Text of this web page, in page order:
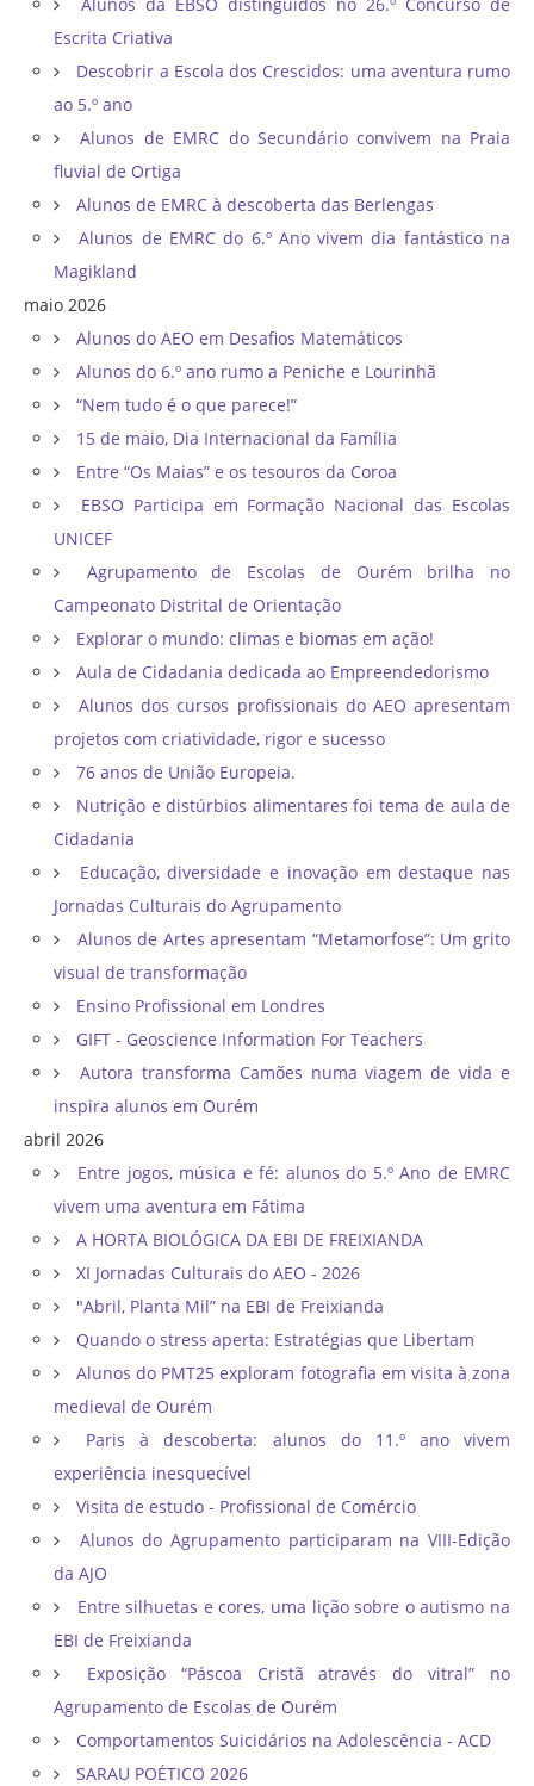
Escrita Criativa
Descobrir a Escola dos Crescidos: uma aventura rumo
ao 5.º ano
Alunos de EMRC do Secundário convivem na Praia
fluvial de Ortiga
Alunos de EMRC à descoberta das Berlengas
Alunos de EMRC do 6.º Ano vivem dia fantástico na
Magikland
maio 2026
Alunos do AEO em Desafios Matemáticos
Alunos do 6.º ano rumo a Peniche e Lourinhã
“Nem tudo é o que parece!”
15 de maio, Dia Internacional da Família
Entre “Os Maias” e os tesouros da Coroa
EBSO Participa em Formação Nacional das Escolas
UNICEF
Agrupamento de Escolas de Ourém brilha no
Campeonato Distrital de Orientação ​
Explorar o mundo: climas e biomas em ação!
Aula de Cidadania dedicada ao Empreendedorismo
Alunos dos cursos profissionais do AEO apresentam
projetos com criatividade, rigor e sucesso
76 anos de União Europeia.
Nutrição e distúrbios alimentares foi tema de aula de
Cidadania
Educação, diversidade e inovação em destaque nas
Jornadas Culturais do Agrupamento
Alunos de Artes apresentam “Metamorfose”: Um grito
visual de transformação
Ensino Profissional em Londres
GIFT - Geoscience Information For Teachers
Autora transforma Camões numa viagem de vida e
inspira alunos em Ourém
abril 2026
Entre jogos, música e fé: alunos do 5.º Ano de EMRC
vivem uma aventura em Fátima
A HORTA BIOLÓGICA DA EBI DE FREIXIANDA
XI Jornadas Culturais do AEO - 2026
"Abril, Planta Mil” na EBI de Freixianda
Quando o stress aperta: Estratégias que Libertam
Alunos do PMT25 exploram fotografia em visita à zona
medieval de Ourém
Paris à descoberta: alunos do 11.º ano vivem
experiência inesquecível
Visita de estudo - Profissional de Comércio
Alunos do Agrupamento participaram na VIII-Edição
da AJO
Entre silhuetas e cores, uma lição sobre o autismo na
EBI de Freixianda
Exposição “Páscoa Cristã através do vitral” no
Agrupamento de Escolas de Ourém
Comportamentos Suicidários na Adolescência - ACD
SARAU POÉTICO 2026